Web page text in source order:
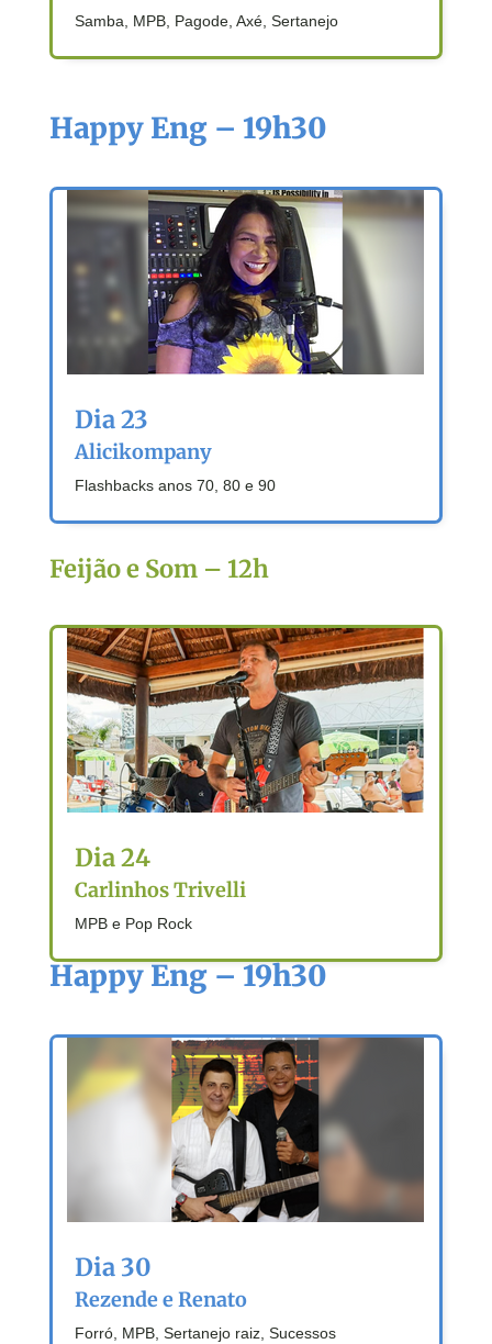
Samba, MPB, Pagode, Axé, Sertanejo
Happy Eng – 19h30
Dia 23
Alicikompany
Flashbacks anos 70, 80 e 90
Feijão e Som – 12h
Dia 24
Carlinhos Trivelli
MPB e Pop Rock
Happy Eng – 19h30
Dia 30
Rezende e Renato
Forró, MPB, Sertanejo raiz, Sucessos